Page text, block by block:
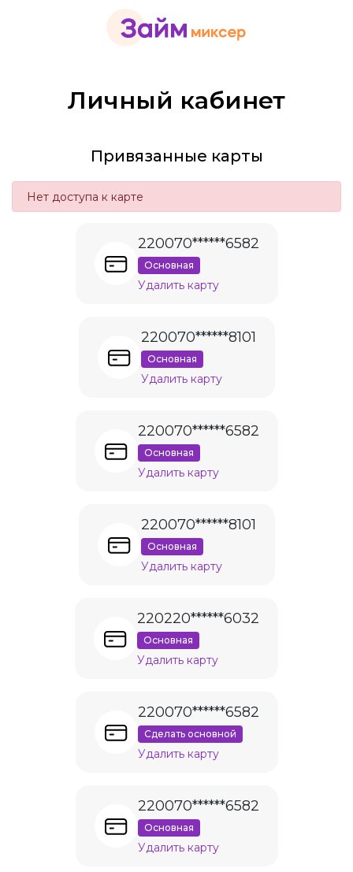
Личный кабинет
Привязанные карты
Нет доступа к карте
220070******6582
Основная
Удалить карту
220070******8101
Основная
Удалить карту
220070******6582
Основная
Удалить карту
220070******8101
Основная
Удалить карту
220220******6032
Основная
Удалить карту
220070******6582
Сделать основной
Удалить карту
220070******6582
Основная
Удалить карту